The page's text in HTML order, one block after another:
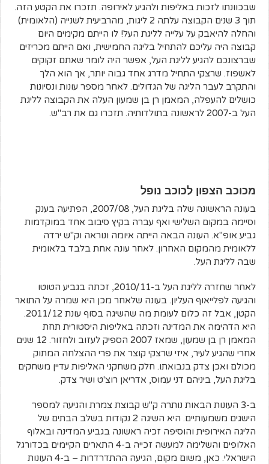
שבכוונתו לזכות באליפות ולהגיע לאירופה. תזכרו את הקטע הזה.
תוך 3 שנים הקבוצה עלתה 2 ליגות, מהרביעית לשנייה (הלאומית)
והחלה להיאבק על עלייה לליגת העל! לו הייתם מקימים היום
קבוצה היה עליכם להתחיל בליגה החמישית, ואם הייתם מכריזים
שברצונכם להגיע לליגת העל, אפשר היה לומר שאתם זקוקים
לאשפוז. שרצקי התחיל מדרג אחד גבוה יותר, אך הוא הלך
והתקרב לעבר הליגה של הגדולים. לאחר מספר עונות ונסיונות
כושלים להעפלה, המאמן רן בן שמעון העלה את הקבוצה לליגת
העל ב-2007 לראשונה בתולדותיה. תזכרו גם את רב"ש.
מכוכב הצפון לכוכב נופל
בעונה הראשונה שלה בליגת העל, 2007/08, הפתיעה בענק
וסיימה במקום השלישי ואף עברה בקיץ סיבוב אחד במוקדמות
גביע אופ"א. העונה הבאה הייתה איומה ונוראה וק"ש ירדה
ללאומית מהמקום האחרון. לאחר עונה אחת בלבד בלאומית
שבה לליגת העל.
לאחר שחזרה לליגת העל ב-2010/11, זכתה בגביע הטוטו
והגיעה לפלייאוף העליון. בעונה שלאחר מכן היא שמרה על התואר
הקטן, אבל זה כלום לעומת מה שהשיגה בסוף עונת 2011/12.
היא הדהימה את המדינה וזכתה באליפות היסטורית תחת
המאמן רן בן שמעון, שמאז 2007 הספיק לעזוב ולחזור. 12 שנים
אחרי שהגיע לעיר, איזי שרצקי קוצר את פרי ההצלחה המתוק
מכולם ואכן צדק בנבואתו. חלק משחקני האליפות עדיין משחקים
בליגת העל, ביניהם דני עמוס, אדריאן רוצ'ט ושיר צדק.
ב-3 העונות הבאות נותרה ק"ש קבוצת צמרת והגיעה למספר
הישגים משמעותיים. היא השיגה 2 נקודות בשלב הבתים של
הליגה האירופית והוסיפה זכיה ראשונה בגביע המדינה ובאלוף
האלופים והשלימה למעשה זכייה ב-4 התארים הקיימים בכדורגל
הישראלי. כאן, משום מקום, הגיעה ההתדרדרות – ב-4 העונות